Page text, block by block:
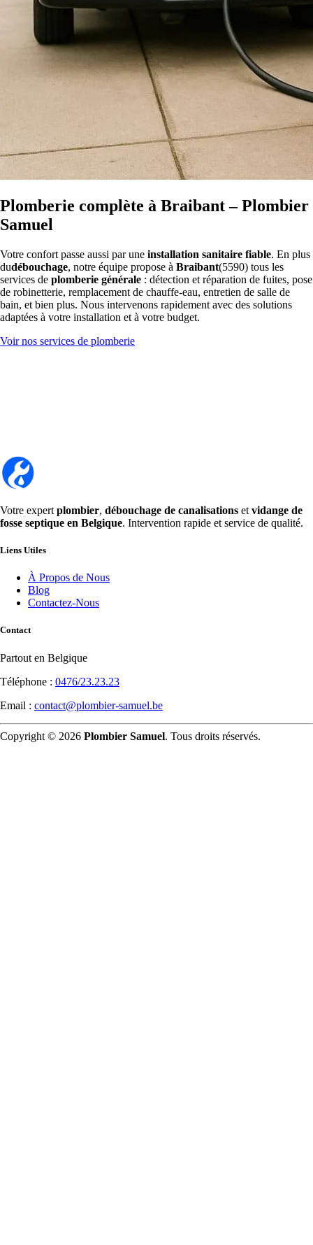
Plomberie complète à Braibant – Plombier
Samuel
Votre confort passe aussi par une installation sanitaire fiable. En plus
dudébouchage, notre équipe propose à Braibant(5590) tous les
services de plomberie générale : détection et réparation de fuites, pose
de robinetterie, remplacement de chauffe-eau, entretien de salle de
bain, et bien plus. Nous intervenons rapidement avec des solutions
adaptées à votre installation et à votre budget.
Voir nos services de plomberie
Votre expert plombier, débouchage de canalisations et vidange de
fosse septique en Belgique. Intervention rapide et service de qualité.
Liens Utiles
À Propos de Nous
Blog
Contactez-Nous
Contact
Partout en Belgique
Téléphone : 0476/23.23.23
Email : contact@plombier-samuel.be
Copyright © 2026 Plombier Samuel. Tous droits réservés.